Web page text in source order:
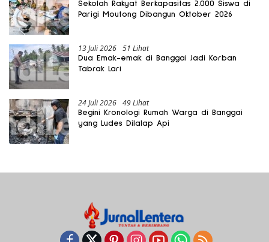
Sekolah Rakyat Berkapasitas 2.000 Siswa di
Parigi Moutong Dibangun Oktober 2026
13 Juli 2026 51 Lihat
Dua Emak-emak di Banggai Jadi Korban
Tabrak Lari
24 Juli 2026 49 Lihat
Begini Kronologi Rumah Warga di Banggai
yang Ludes Dilalap Api